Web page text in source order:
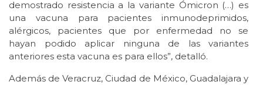
demostrado resistencia a la variante Ómicron (…) es
una vacuna para pacientes inmunodeprimidos,
alérgicos, pacientes que por enfermedad no se
hayan podido aplicar ninguna de las variantes
anteriores esta vacuna es para ellos”, detalló.
Además de Veracruz, Ciudad de México, Guadalajara y